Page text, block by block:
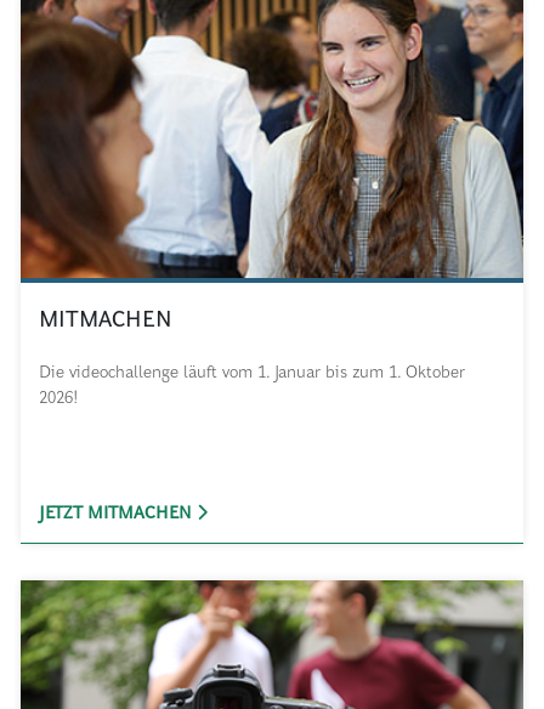
MITMACHEN
Die videochallenge läuft vom 1. Januar bis zum 1. Oktober
2026!
JETZT MITMACHEN